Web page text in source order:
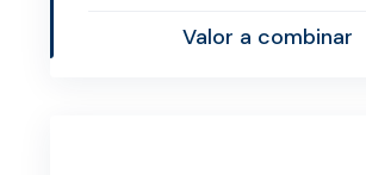
Valor a combinar